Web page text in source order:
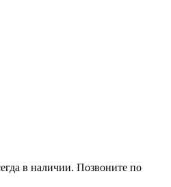
в наличии. Позвоните по